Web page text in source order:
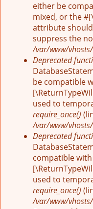
either be
mixed, or the
attribute
suppress the
/var/www/
Deprecated
be compatible
used to
require_once()
/var/www/
Deprecated
compatible
used to
require_once()
/var/www/